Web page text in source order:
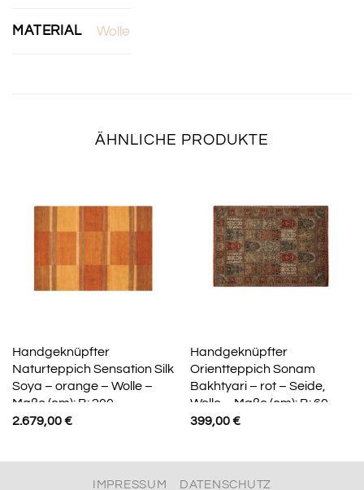
MATERIAL Wolle
ÄHNLICHE PRODUKTE
Handgeknüpfter
Naturteppich Sensation Silk
Soya – orange – Wolle –
Maße (cm): B: 200
2.679,00€
Handgeknüpfter
Orientteppich Sonam
Bakhtyari – rot – Seide,
Wolle – Maße (cm): B: 60
399,00€
IMPRESSUM DATENSCHUTZ